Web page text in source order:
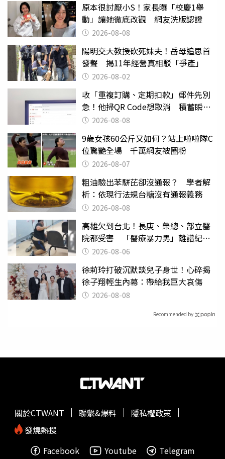
原本很討厭小S！家長曝「校慶1舉
動」讓她徹底改觀 網友洗版認證
2026-08-08
陽明交大教授砍死妹夫！岳母追思首
發聲 揭11年經營真相駁「爭產」
2026-08-02
收「重複訂購、定期扣款」郵件先別
急！他掃QR Code想取消 積蓄瞬間
蒸發2026-08-08
9歲女孩60公斤又如何？站上啦啦隊C
位驚艷全場 千萬網友被圈粉
2026-08-07
粗油驗出苯駢芘卻沒通報？ 學者解
析：依現行法規台糖沒有通報義務
2026-08-08
高雄欠到台北！長庚、榮總、部立醫
院都受害 「醫療暴力男」離譜紀錄
曝光2026-08-06
徐莉玲打破沉默談兒子身世！心碎揭
徐子翔輕生內幕：帶給我巨大哀傷
2026-08-08
Recommended by
關於CTWANT 聯繫&爆料
隱私權政策
發燒熱搜
Facebook
Youtube Telegram